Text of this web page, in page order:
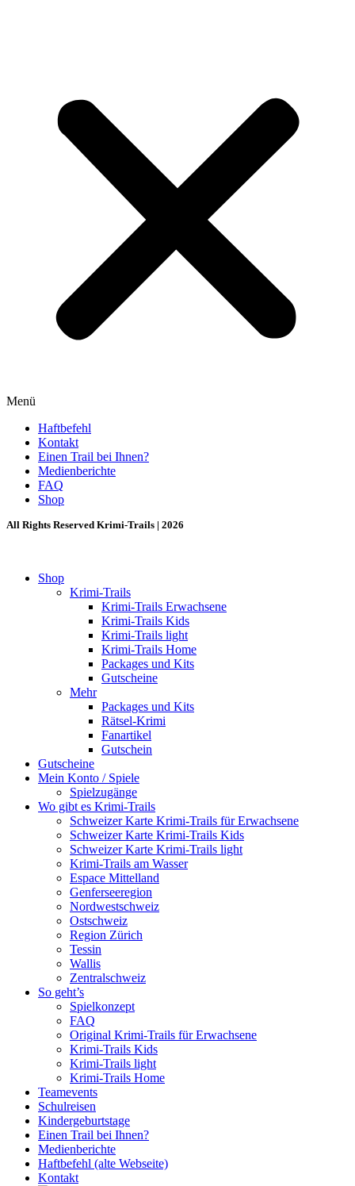
Menü
Haftbefehl
Kontakt
Einen Trail bei Ihnen?
Medienberichte
FAQ
Shop
All Rights Reserved Krimi-Trails | 2026
Shop
Krimi-Trails
Krimi-Trails Erwachsene
Krimi-Trails Kids
Krimi-Trails light
Krimi-Trails Home
Packages und Kits
Gutscheine
Mehr
Packages und Kits
Rätsel-Krimi
Fanartikel
Gutschein
Gutscheine
Mein Konto / Spiele
Spielzugänge
Wo gibt es Krimi-Trails
Schweizer Karte Krimi-Trails für Erwachsene
Schweizer Karte Krimi-Trails Kids
Schweizer Karte Krimi-Trails light
Krimi-Trails am Wasser
Espace Mittelland
Genferseeregion
Nordwestschweiz
Ostschweiz
Region Zürich
Tessin
Wallis
Zentralschweiz
So geht’s
Spielkonzept
FAQ
Original Krimi-Trails für Erwachsene
Krimi-Trails Kids
Krimi-Trails light
Krimi-Trails Home
Teamevents
Schulreisen
Kindergeburtstage
Einen Trail bei Ihnen?
Medienberichte
Haftbefehl (alte Webseite)
Kontakt